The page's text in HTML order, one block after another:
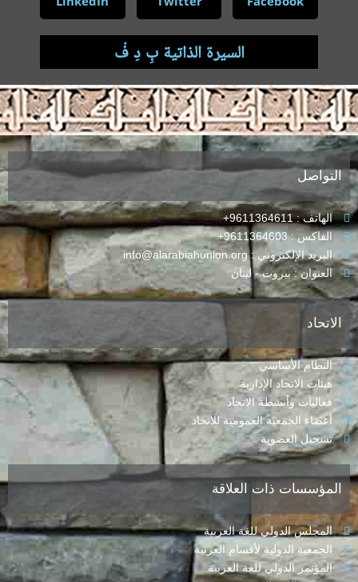
السيرة الذاتية بِ دِ فْ
.
التواصل
الهاتف : 9611364611+
الفاكس : 9611364603+
البريد الإلكتروني : info@alarabiahunion.org
العنوان : بيروت - لبنان
الاتحاد
النظام الأساسي
هيئات الاتحاد الإدارية
فعاليات وأنشطة الاتحاد
أعضاء الجمعية العمومية للاتحاد
تسجيل العضوية
المؤسسات ذات العلاقة
المجلس الدولي للغة العربية
الجمعية الدولية لأقسام العربية
المؤتمر الدولي للغة العربية